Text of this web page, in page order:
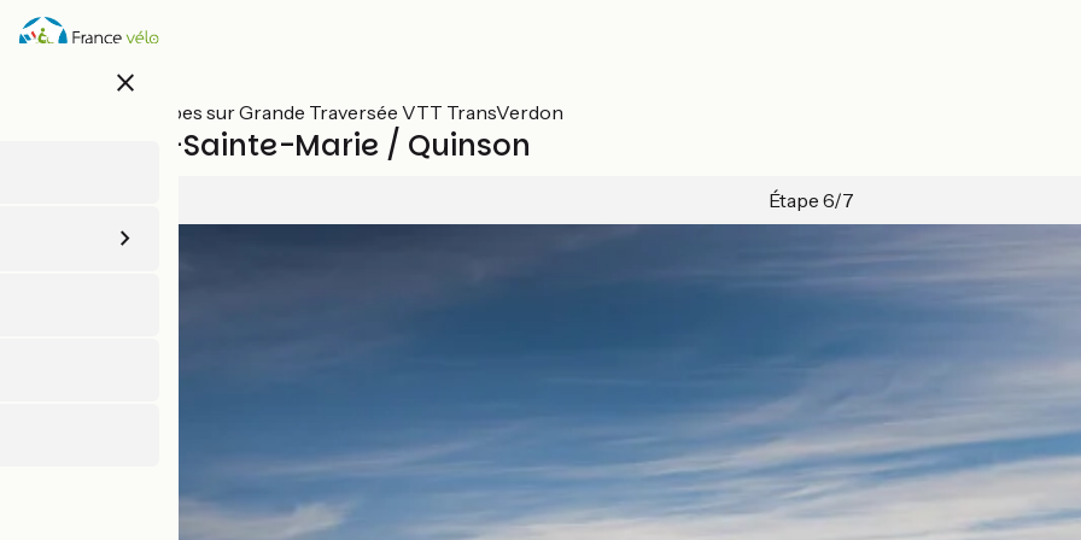
Aller
au
close
Toutes les étapes sur Grande Traversée VTT TransVerdon
Moustiers-Sainte-Marie / Quinson
Étape 6/7